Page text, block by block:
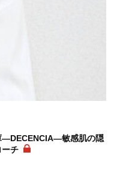
―DECENCIA―敏感肌の隠
ーチ